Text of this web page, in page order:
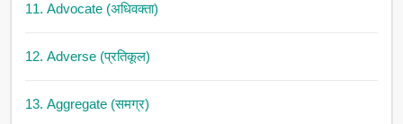
11. Advocate (अधिवक्ता)
12. Adverse (प्रतिकूल)
13. Aggregate (समग्र)